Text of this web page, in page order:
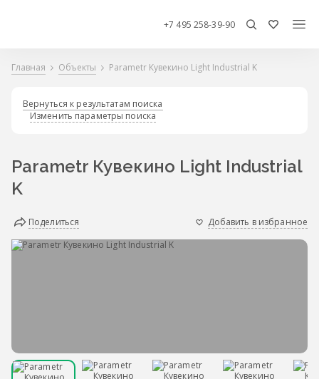
+7 495 258-39-90
Главная Объекты Parametr Кувекино Light Industrial K
Вернуться к результатам поиска
Изменить параметры поиска
Parametr Кувекино Light Industrial
K
Поделиться Добавить в избранное